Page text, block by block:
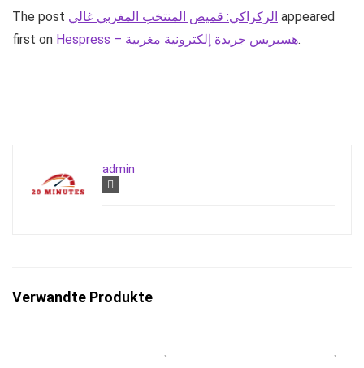
The post الركراكي: قميص المنتخب المغربي غالي appeared
first on
Hespress – هسبريس جريدة إلكترونية مغربية.
admin
Verwandte Produkte